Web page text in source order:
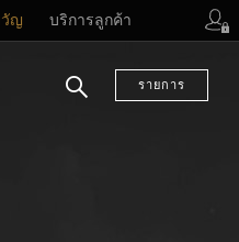
ญ บริการลูกค้า
รายการ